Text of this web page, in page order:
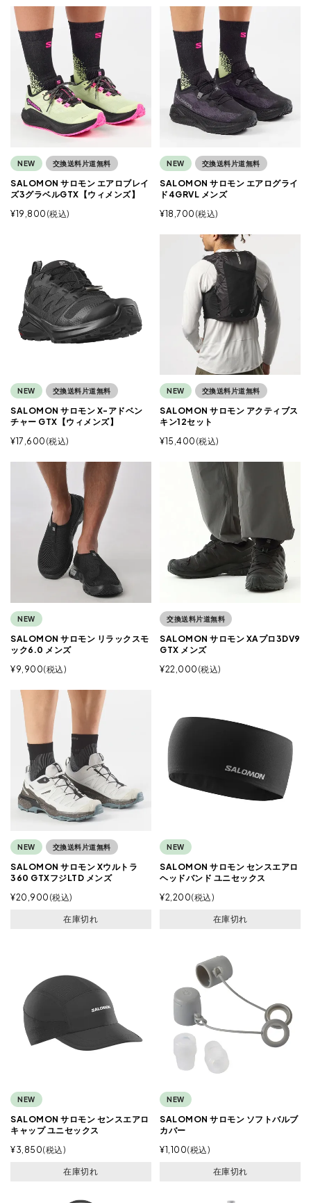
NEW 交換送料片道無料
SALOMON サロモン エアロブレイ
ズ3グラベルGTX【ウィメンズ】
¥19,800 税込
NEW 交換送料片道無料
SALOMON サロモン エアログライ
ド4GRVL メンズ
¥18,700 税込
NEW 交換送料片道無料
SALOMON サロモン X-アドベン
チャー GTX【ウィメンズ】
¥17,600 税込
NEW 交換送料片道無料
SALOMON サロモン アクティブス
キン12セット
¥15,400 税込
NEW
SALOMON サロモン リラックスモ
ック6.0 メンズ
¥9,900 税込
交換送料片道無料
SALOMON サロモン XAプロ3DV9
GTX メンズ
¥22,000 税込
NEW 交換送料片道無料
SALOMON サロモン Xウルトラ
360 GTXフジLTD メンズ
¥20,900 税込
在庫切れ
NEW
SALOMON サロモン センスエアロ
ヘッドバンド ユニセックス
¥2,200 税込
在庫切れ
NEW
SALOMON サロモン センスエアロ
キャップ ユニセックス
¥3,850 税込
在庫切れ
NEW
SALOMON サロモン ソフトバルブ
カバー
¥1,100 税込
在庫切れ